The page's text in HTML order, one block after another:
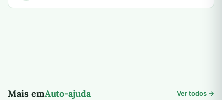
Mais emAuto-ajuda Ver todos →